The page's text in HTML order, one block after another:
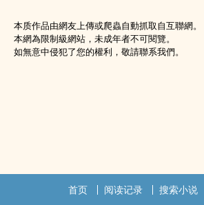
本质作品由網友上傳或爬蟲自動抓取自互聯網。
本網為限制級網站，未成年者不可閱覽。
如無意中侵犯了您的權利，敬請聯系我們。
首页 阅读记录 搜索小说